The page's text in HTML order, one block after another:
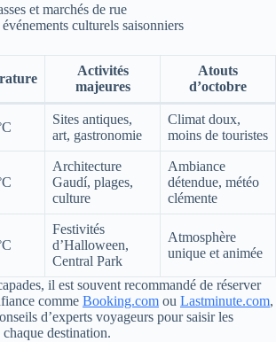
et marchés de rue
culturels saisonniers
Activités
majeures
Atouts
d’octobre
Sites antiques,
art, gastronomie
Climat doux,
moins de touristes
Architecture
Gaudí, plages,
culture
Ambiance
détendue, météo
clémente
Festivités
d’Halloween,
Central Park
Atmosphère
unique et animée
il est souvent recommandé de réserver
comme Booking.com ou Lastminute.com,
d’experts voyageurs pour saisir les
destination.